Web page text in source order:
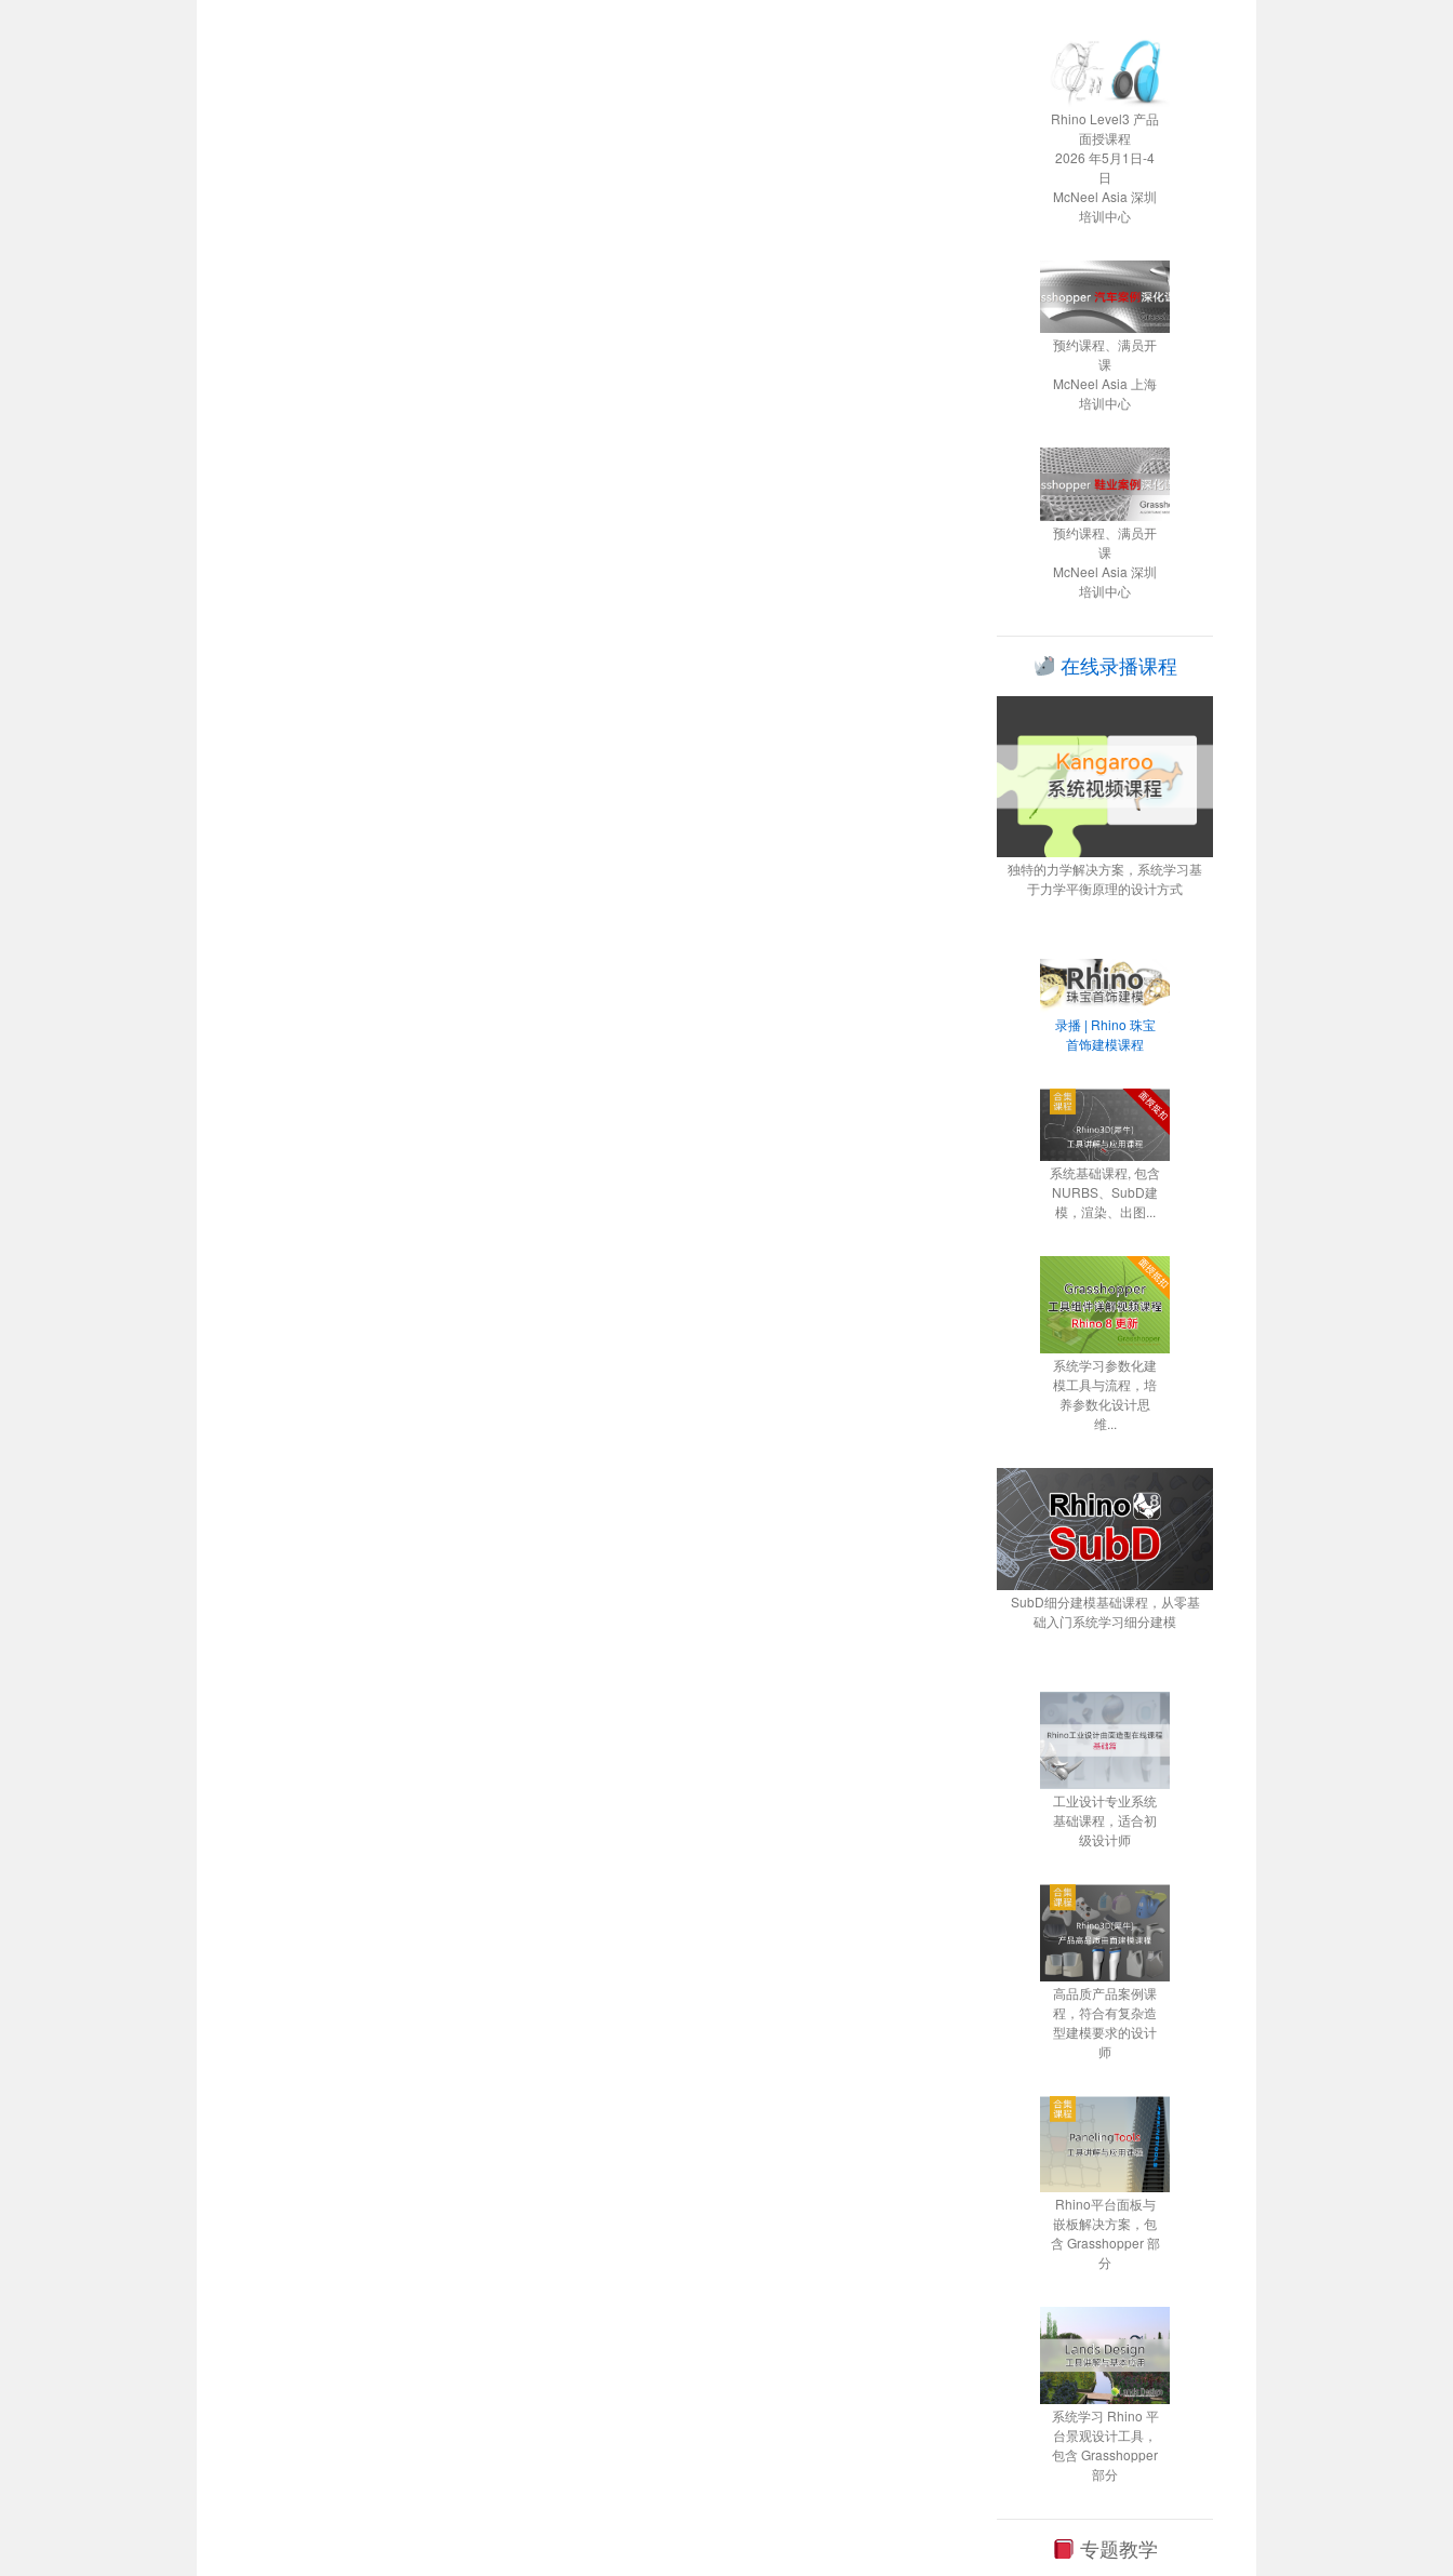
Rhino Level3 产品
面授课程
2026 年5月1日-4
日
McNeel Asia 深圳
培训中心
预约课程、满员开
课
McNeel Asia 上海
培训中心
预约课程、满员开
课
McNeel Asia 深圳
培训中心
在线录播课程
独特的力学解决方案，系统学习基
于力学平衡原理的设计方式
录播 | Rhino 珠宝
首饰建模课程
系统基础课程, 包含
NURBS、SubD建
模，渲染、出图...
系统学习参数化建
模工具与流程，培
养参数化设计思
维...
SubD细分建模基础课程，从零基
础入门系统学习细分建模
工业设计专业系统
基础课程，适合初
级设计师
高品质产品案例课
程，符合有复杂造
型建模要求的设计
师
Rhino平台面板与
嵌板解决方案，包
含 Grasshopper 部
分
系统学习 Rhino 平
台景观设计工具，
包含 Grasshopper
部分
专题教学